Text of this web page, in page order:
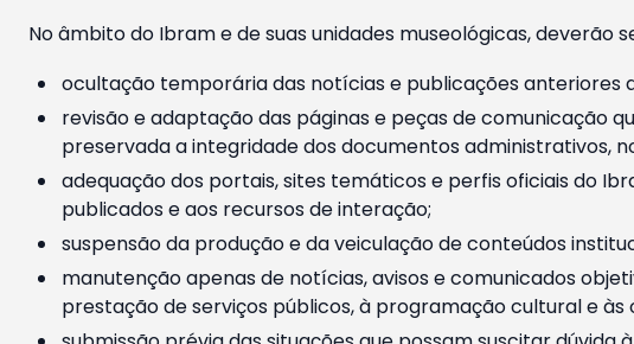
No âmbito do Ibram e de suas unidades museológicas, deverão
ocultação temporária das notícias e publicações anteriores
revisão e adaptação das páginas e peças de comunicação
preservada a integridade dos documentos administrativos,
adequação dos portais, sites temáticos e perfis oficiais do
publicados e aos recursos de interação;
suspensão da produção e da veiculação de conteúdos
manutenção apenas de notícias, avisos e comunicados
prestação de serviços públicos, à programação cultural e